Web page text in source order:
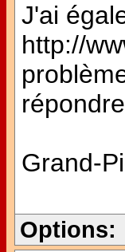
J'ai
http://
Grand-
Options: